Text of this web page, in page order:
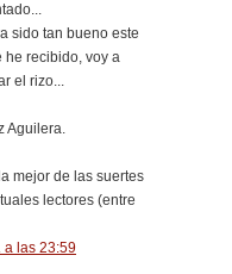
sido tan bueno este
he recibido, voy a
el rizo...
Aguilera.
mejor de las suertes
lectores (entre
a las 23:59